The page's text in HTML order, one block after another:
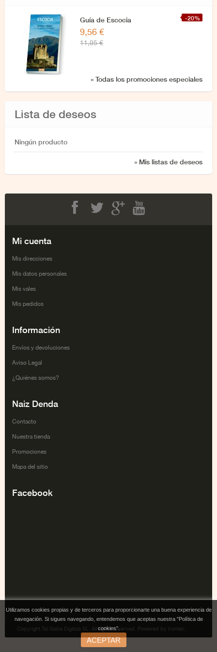
-20%
Guía de Escocia
9,56 €
11,95 €
» Todas los promociones especiales
Lista de deseos
Ningún producto
» Mis listas de deseos
Mi cuenta
Mis direcciones
Mis datos personales
Mis vales
Mis pedidos
Información
Envíos y devoluciones
Aviso Legal
¿Quiénes somos?
Naiz Denda
Contacto
Nuestra tienda
Promociones
Mapa del sitio
Facebook
Utilizamos cookies propias y de terceros para proporcionarte una buena experiencia de
navegación. Si sigues navegando, entendemos que aceptas nuestra "Política de
cookies".
ACEPTAR
Copyright Tai Gabe Digitala SL. All rights reserved. Powered by Irontec.